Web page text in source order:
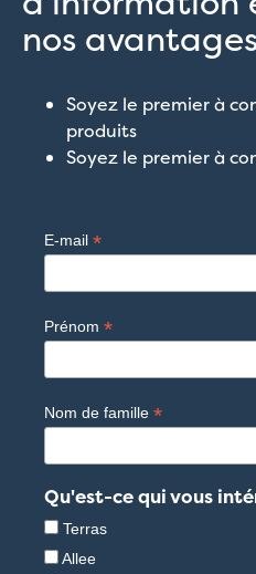
nos
Soyez le premier à
produits
Soyez le premier à
E-mail *
Prénom *
Nom de famille *
Qu'est-ce qui vous
Terras
Allee